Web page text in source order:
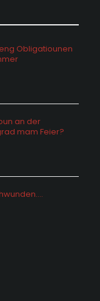
Obligatiounen
an der
mam Feier?